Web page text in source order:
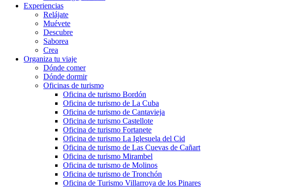
Experiencias
Relájate
Muévete
Descubre
Saborea
Crea
Organiza tu viaje
Dónde comer
Dónde dormir
Oficinas de turismo
Oficina de turismo Bordón
Oficina de turismo de La Cuba
Oficina de turismo de Cantavieja
Oficina de turismo Castellote
Oficina de turismo Fortanete
Oficina de turismo La Iglesuela del Cid
Oficina de turismo de Las Cuevas de Cañart
Oficina de turismo Mirambel
Oficina de turismo de Molinos
Oficina de turismo de Tronchón
Oficina de Turismo Villarroya de los Pinares